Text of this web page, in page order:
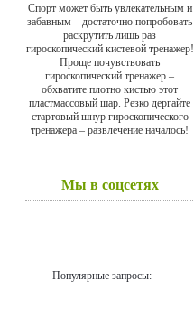
Спорт может быть увлекательным и
забавным – достаточно попробовать
раскрутить лишь раз
гироскопический кистевой тренажер!
Проще почувствовать
гироскопический тренажер –
обхватите плотно кистью этот
пластмассовый шар. Резко дергайте
стартовый шнур гироскопического
тренажера – развлечение началось!
Мы в соцсетях
Популярные запросы: